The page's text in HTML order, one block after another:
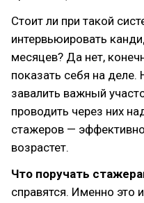
Стоит ли при такой
интервьюировать
месяцев? Да нет,
показать себя на
завалить важный
проводить через них
стажеров —
возрастет.
Что поручать
справятся. Именно это